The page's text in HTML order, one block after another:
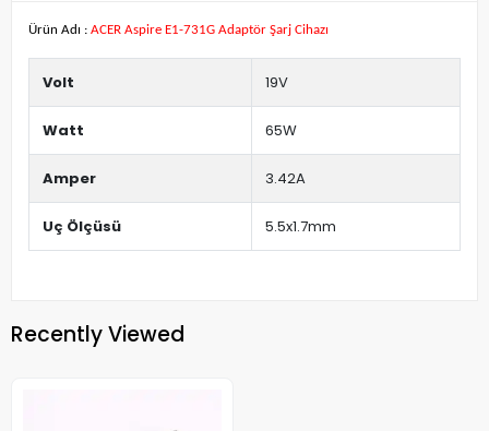
Ürün Adı : ACER Aspire E1-731G Adaptör Şarj Cihazı
Volt 19V
Watt 65W
Amper 3.42A
Uç Ölçüsü 5.5x1.7mm
Recently Viewed